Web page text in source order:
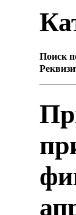
Поиск